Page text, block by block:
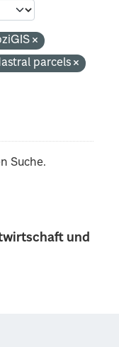
und
parcels
Suche.